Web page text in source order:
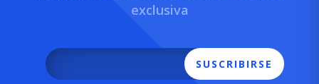
exclusiva
SUSCRIBIRSE